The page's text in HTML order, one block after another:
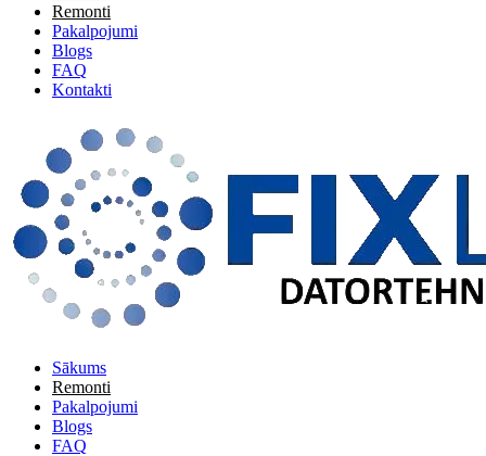
Remonti
Pakalpojumi
Blogs
FAQ
Kontakti
Sākums
Remonti
Pakalpojumi
Blogs
FAQ